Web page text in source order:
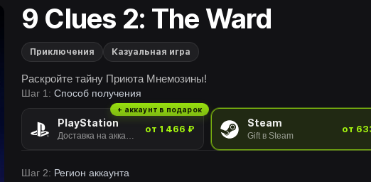
9 Clues 2: The Ward
Приключения Казуальная игра
Раскройте тайну Приюта Мнемозины!
Шаг 1: Способ получения
PlayStation
Доставка на аккаунт
от 1 466 ₽
+ аккаунт в подарок
Steam
Gift в Steam
от
Шаг 2: Регион аккаунта